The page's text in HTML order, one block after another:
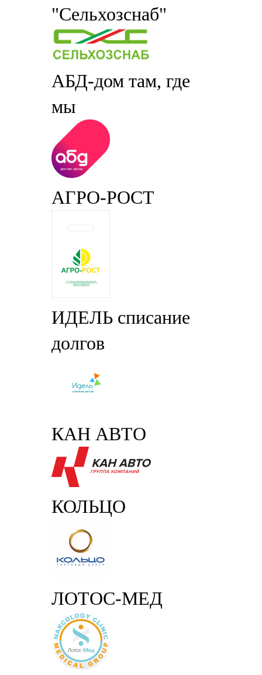
"Сельхозснаб"
АБД-дом там, где
мы
АГРО-РОСТ
ИДЕЛЬ списание
долгов
КАН АВТО
КОЛЬЦО
ЛОТОС-МЕД